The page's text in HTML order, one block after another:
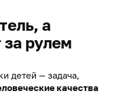
а
за рулем
детей — задача,
качества